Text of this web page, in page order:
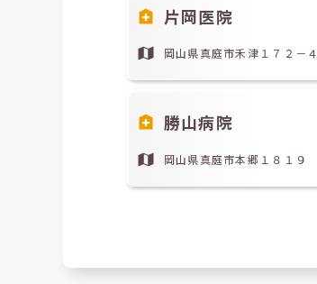
片岡医院
岡山県真庭市禾津１７２－４
勝山病院
岡山県真庭市本郷１８１９